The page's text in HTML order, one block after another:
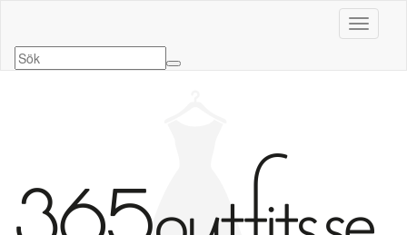
Slå på/